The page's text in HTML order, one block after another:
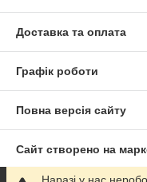
Доставка та оплата
Графік роботи
Повна версія сайту
Сайт створено на